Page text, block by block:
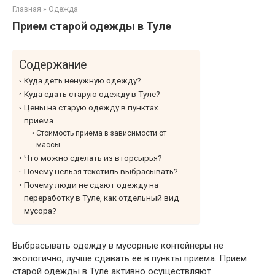
Главная » Одежда
Прием старой одежды в Туле
Содержание
Куда деть ненужную одежду?
Куда сдать старую одежду в Туле?
Цены на старую одежду в пунктах
приема
Стоимость приема в зависимости от
массы
Что можно сделать из вторсырья?
Почему нельзя текстиль выбрасывать?
Почему люди не сдают одежду на
переработку в Туле, как отдельный вид
мусора?
Выбрасывать одежду в мусорные контейнеры не
экологично, лучше сдавать её в пункты приёма. Прием
старой одежды в Туле активно осуществляют